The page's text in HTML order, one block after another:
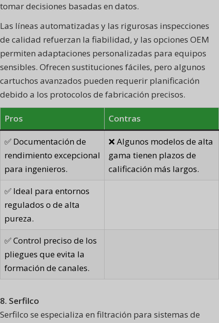
tomar decisiones basadas en datos.
Las líneas automatizadas y las rigurosas inspecciones
de calidad refuerzan la fiabilidad, y las opciones OEM
permiten adaptaciones personalizadas para equipos
sensibles. Ofrecen sustituciones fáciles, pero algunos
cartuchos avanzados pueden requerir planificación
debido a los protocolos de fabricación precisos.
Pros Contras
✅ Documentación de
rendimiento excepcional
para ingenieros.
❌ Algunos modelos de alta
gama tienen plazos de
calificación más largos.
✅ Ideal para entornos
regulados o de alta
pureza.
✅ Control preciso de los
pliegues que evita la
formación de canales.
8. Serfilco
Serfilco se especializa en filtración para sistemas de